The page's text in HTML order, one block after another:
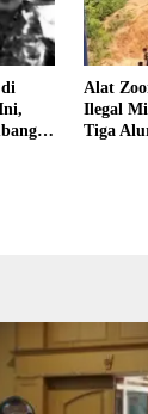
Alat
Ilegal
Tiga